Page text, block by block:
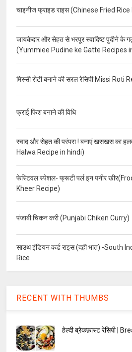
चाइनीज फ्राइड राइस (Chinese Fried
जायकेदार और सेहत से भरपूर स्वादिष्ट पुदीने के
(Yummiee Pudine ke Gatte Recipes
मिस्सी रोटी बनाने की सरल रेसिपी Missi Roti
फ्राई फिश बनाने की विधि
स्वाद और सेहत की परंपरा ! बनाएं खसखस का
Halwa Recipe in hindi)
फेस्टिवल स्पेशल- फ्रूटी पर्ल इन पनीर
Kheer Recipe)
पंजाबी चिकन करी (Punjabi Chiken Curry)
साउथ इंडियन कर्ड राइस (दही भात) -South
Rice
RECENT WITH THUMBS
हेल्दी ब्रेकफ़ास्ट रेसिपी |